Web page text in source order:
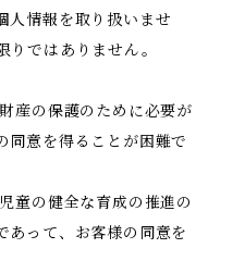
人情報を取り扱いませ
ではありません。
産の保護のために必要が
同意を得ることが困難で
童の健全な育成の推進の
あって、お客様の同意を